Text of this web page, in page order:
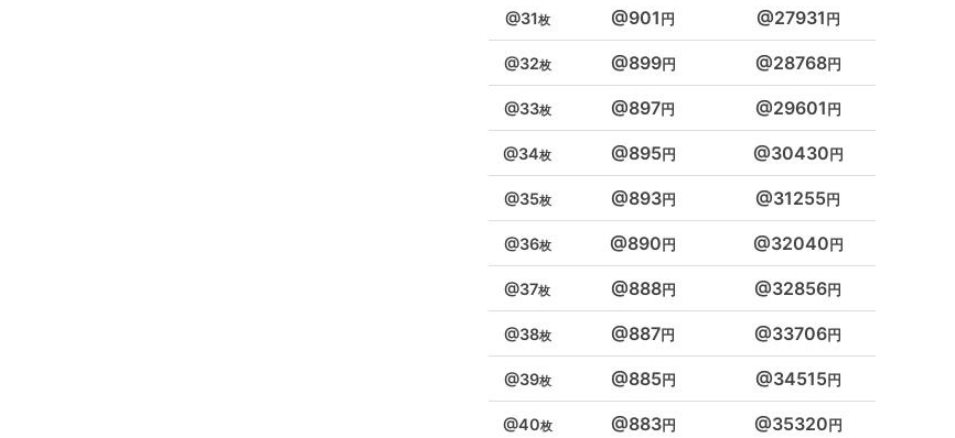
31 901 27931
32 899 28768
33 897 29601
34 895 30430
35 893 31255
36 890 32040
37 888 32856
38 887 33706
39 885 34515
40 883 35320